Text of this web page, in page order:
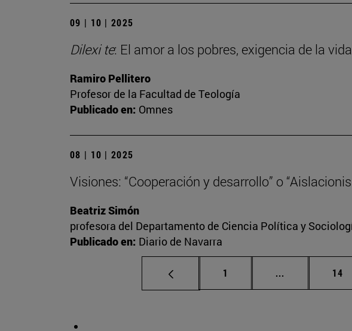
09 | 10 | 2025
Dilexi te: El amor a los pobres, exigencia de la
Ramiro Pellitero
Profesor de la Facultad de Teología
Publicado en: Omnes
08 | 10 | 2025
Visiones: “Cooperación y desarrollo” o
Beatriz Simón
profesora del Departamento de Ciencia Política y
Publicado en: Diario de Navarra
Página
1 ... Páginas 14